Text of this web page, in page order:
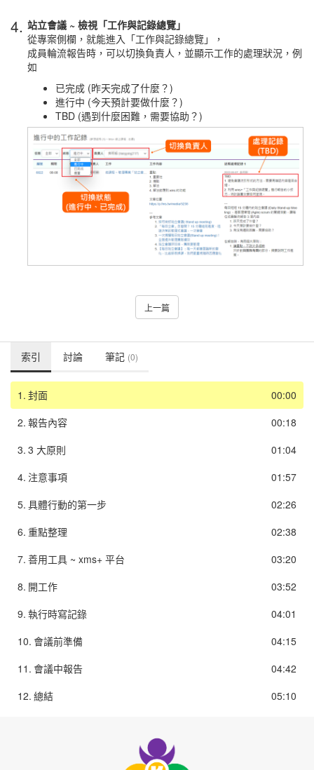
4. 站立會議 ~ 檢視「工作與記錄總覽」
從專案側欄，就能進入「工作與記錄總覽」，
成員輪流報告時，可以切換負責人，並顯示工作的處理狀況，例
如
已完成 (昨天完成了什麼？)
進行中 (今天預計要做什麼？)
TBD (遇到什麼困難，需要協助？)
上一篇
索引 討論 筆記 (0)
00:00
1. 封面
00:18
2. 報告內容
01:04
3. 3 大原則
01:57
4. 注意事項
02:26
5. 具體行動的第一步
02:38
6. 重點整理
03:20
7. 善用工具 ~ xms+ 平台
03:52
8. 開工作
04:01
9. 執行時寫記錄
04:15
10. 會議前準備
04:42
11. 會議中報告
05:10
12. 總結